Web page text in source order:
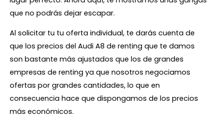
que no podrás dejar escapar.
Al solicitar tu tu oferta individual, te darás cuenta de
que los precios del Audi A8 de renting que te damos
son bastante más ajustados que los de grandes
empresas de renting ya que nosotros negociamos
ofertas por grandes cantidades, lo que en
consecuencia hace que dispongamos de los precios
más económicos.